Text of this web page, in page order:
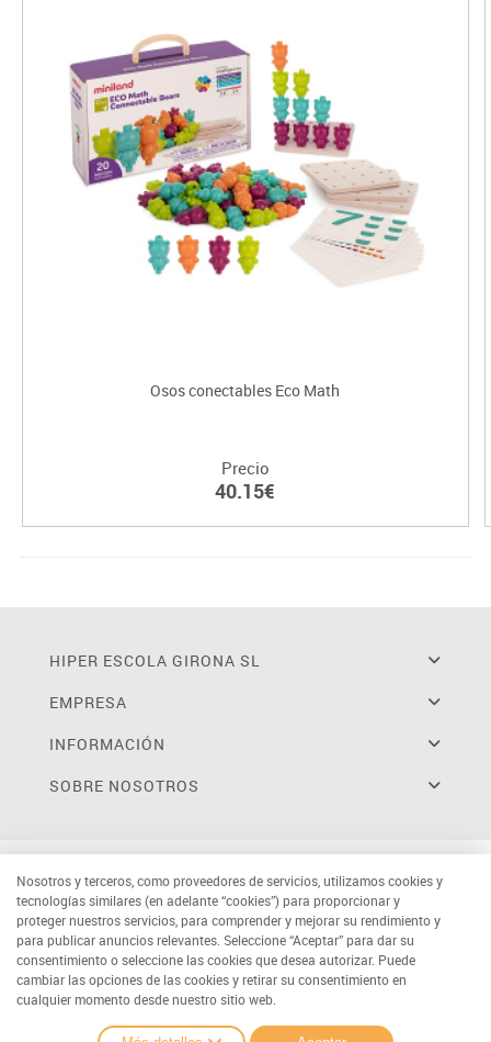
Osos conectables Eco Math
Precio
40.15€
HIPER ESCOLA GIRONA SL
EMPRESA
INFORMACIÓN
SOBRE NOSOTROS
Nosotros y terceros, como proveedores de servicios, utilizamos cookies y
tecnologías similares (en adelante “cookies”) para proporcionar y
proteger nuestros servicios, para comprender y mejorar su rendimiento y
para publicar anuncios relevantes. Seleccione “Aceptar” para dar su
consentimiento o seleccione las cookies que desea autorizar. Puede
cambiar las opciones de las cookies y retirar su consentimiento en
cualquier momento desde nuestro sitio web.